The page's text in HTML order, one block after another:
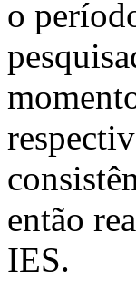
o
então
IES.